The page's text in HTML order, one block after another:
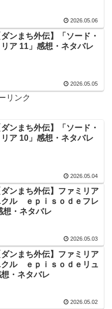
2026.05.06
ンまち外伝】「ソード・
ア 11」感想・ネタバレ
2026.05.05
リンク
ンまち外伝】「ソード・
ア 10」感想・ネタバレ
2026.05.04
ンまち外伝】ファミリア
クル ｅｐｉｓｏｄｅフレ
想・ネタバレ
2026.05.03
ンまち外伝】ファミリア
クル ｅｐｉｓｏｄｅリュ
・ネタバレ
2026.05.02